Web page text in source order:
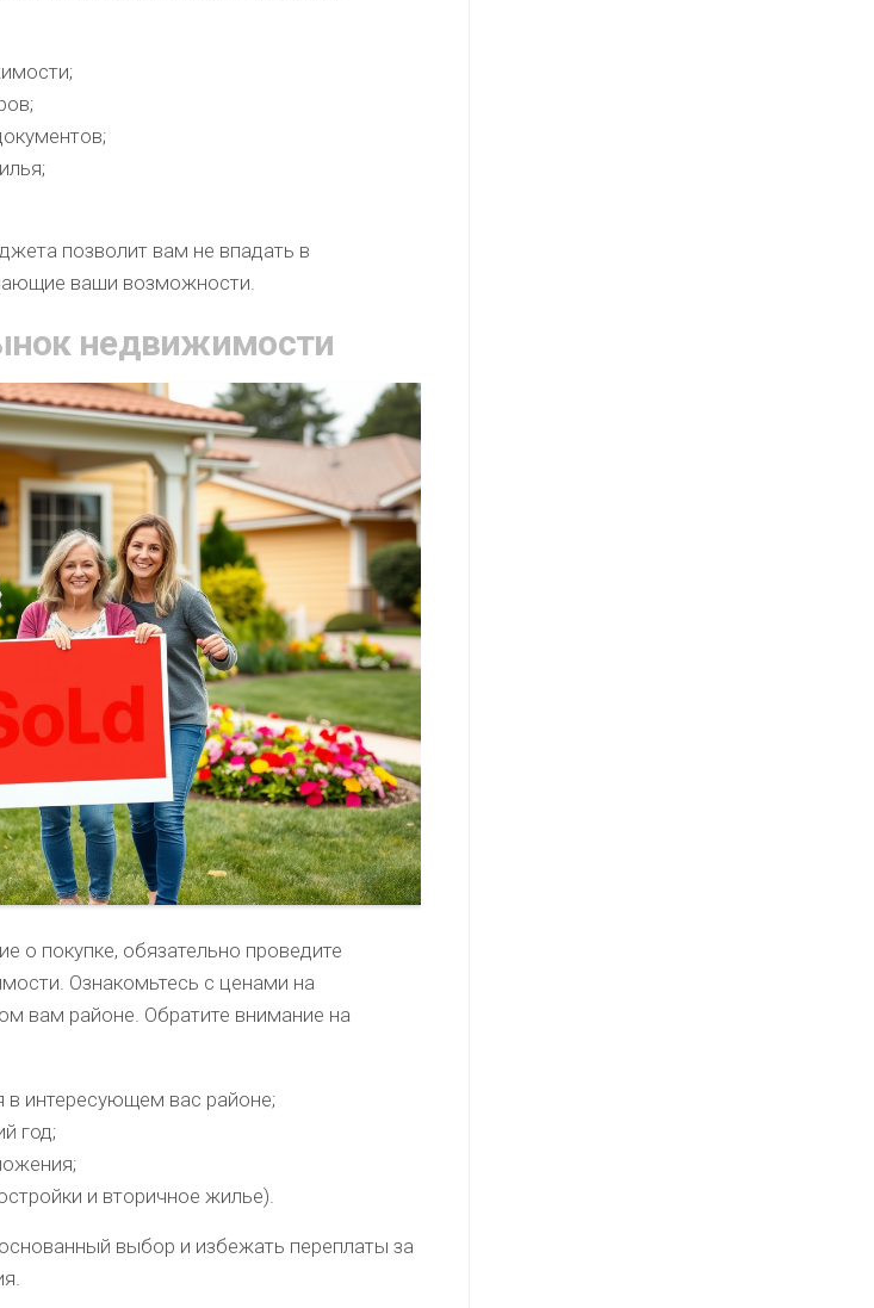
позволит вам не впадать в
ваши возможности.
недвижимости
о покупке, обязательно проведите
Ознакомьтесь с ценами на
вам районе. Обратите внимание на
в интересующем вас районе;
год;
и вторичное жилье).
выбор и избежать переплаты за